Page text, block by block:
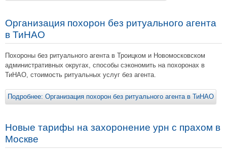
Организация похорон без ритуального агента
в ТиНАО
Похороны без ритуального агента в Троицком и Новомосковском
административных округах, способы сэкономить на похоронах в
ТиНАО, стоимость ритуальных услуг без агента.
Подробнее: Организация похорон без ритуального агента в ТиНАО
Новые тарифы на захоронение урн с прахом в
Москве